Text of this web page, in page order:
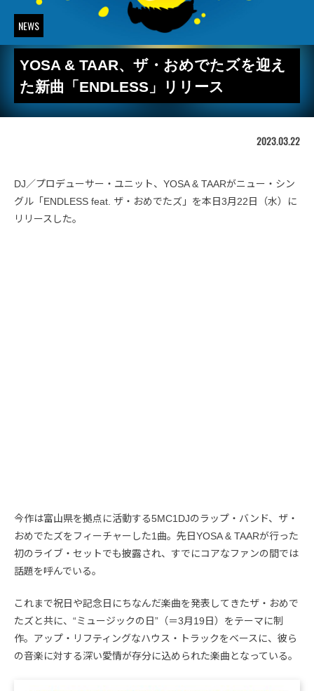
NEWS
YOSA & TAAR、ザ・おめでたズを迎え
た新曲「ENDLESS」リリース
2023.03.22
DJ／プロデューサー・ユニット、YOSA & TAARがニュー・シン
グル「ENDLESS feat. ザ・おめでたズ」を本日3月22日（水）に
リリースした。
今作は富山県を拠点に活動する5MC1DJのラップ・バンド、ザ・
おめでたズをフィーチャーした1曲。先日YOSA & TAARが行った
初のライブ・セットでも披露され、すでにコアなファンの間では
話題を呼んでいる。
これまで祝日や記念日にちなんだ楽曲を発表してきたザ・おめで
たズと共に、“ミュージックの日”（＝3月19日）をテーマに制
作。アップ・リフティングなハウス・トラックをベースに、彼ら
の音楽に対する深い愛情が存分に込められた楽曲となっている。